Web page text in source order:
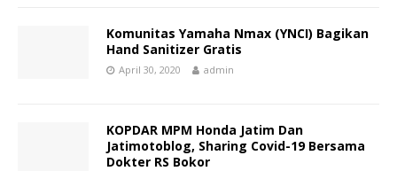
Komunitas Yamaha Nmax (YNCI) Bagikan
Hand Sanitizer Gratis
April 30, 2020 admin
KOPDAR MPM Honda Jatim Dan
Jatimotoblog, Sharing Covid-19 Bersama
Dokter RS Bokor